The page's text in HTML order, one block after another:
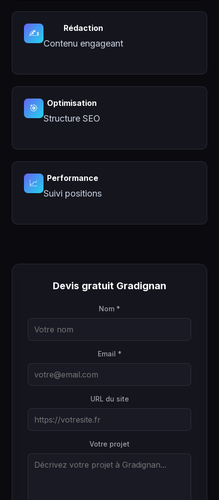
✍️ Rédaction
Contenu engageant
🎯 Optimisation
Structure SEO
📈 Performance
Suivi positions
Devis gratuit Gradignan
Nom *
Email *
URL du site
Votre projet